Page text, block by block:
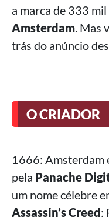
a marca de 333
Amsterdam. Mas
trás do anúncio
O CRIADOR
1666: Amsterdam
pela Panache
um nome célebre
Assassin’s Creed: